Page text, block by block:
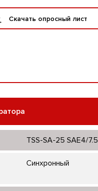
Скачать опросный лист
TSS-SA-25 SAE4/7.5
Синхронный